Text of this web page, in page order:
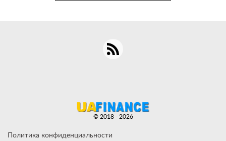
Политика конфиденциальности
© 2018 - 2026